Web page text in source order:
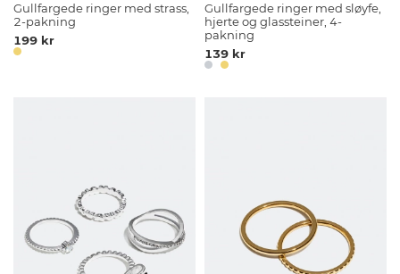
Gullfargede ringer med strass,
2-pakning
199 kr
Gullfargede ringer med sløyfe,
hjerte og glassteiner, 4-
pakning
139 kr